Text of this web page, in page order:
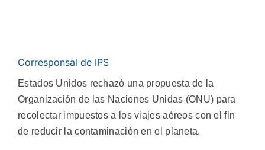
Corresponsal de IPS
Estados Unidos rechazó una propuesta de la
Organización de las Naciones Unidas (ONU) para
recolectar impuestos a los viajes aéreos con el fin
de reducir la contaminación en el planeta.